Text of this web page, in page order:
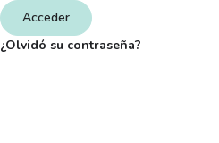
Acceder
¿Olvidó su contraseña?